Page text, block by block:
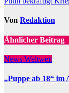
Von Redaktion
Ähnlicher Beitrag
News Weltweit
„Puppe ab 18“ im